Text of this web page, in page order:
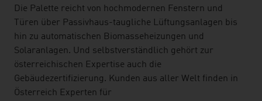
Die Palette reicht von hochmodernen Fenstern und
Türen über Passivhaus-taugliche Lüftungsanlagen bis
hin zu automatischen Biomasseheizungen und
Solaranlagen. Und selbstverständlich gehört zur
österreichischen Expertise auch die
Gebäudezertifizierung. Kunden aus aller Welt finden in
Österreich Experten für